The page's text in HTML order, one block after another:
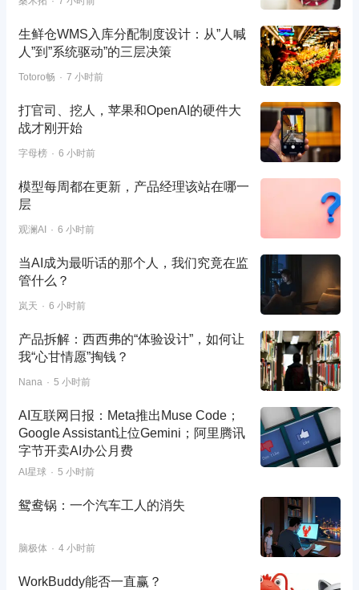
生鲜仓WMS入库分配制度设计：从”人喊
人”到”系统驱动”的三层决策
Totoro畅 7 小时前
打官司、挖人，苹果和OpenAI的硬件大
战才刚开始
字母榜 6 小时前
模型每周都在更新，产品经理该站在哪一
层
观澜AI 6 小时前
当AI成为最听话的那个人，我们究竟在监
管什么？
岚天 6 小时前
产品拆解：西西弗的“体验设计”，如何让
我“心甘情愿”掏钱？
Nana 5 小时前
AI互联网日报：Meta推出Muse Code；
Google Assistant让位Gemini；阿里腾讯
字节开卖AI办公月费
AI星球 5 小时前
鸳鸯锅：一个汽车工人的消失
脑极体 4 小时前
WorkBuddy能否一直赢？